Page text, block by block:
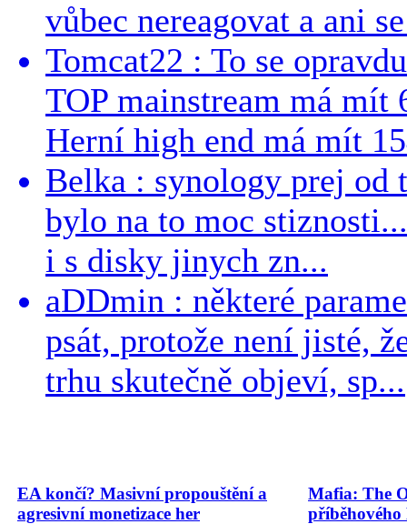
vůbec nereagovat a ani
Tomcat22 : To se
TOP mainstream má
Herní high end má mít
Belka : synology prej od
bylo na to moc
i s disky jinych zn...
aDDmin : některé
psát, protože není jisté,
trhu skutečně objeví, sp...
EA končí? Masivní propouštění a
agresivní monetizace her
Mafia: The